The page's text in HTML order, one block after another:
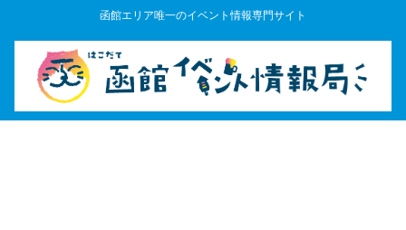
函館エリア唯一のイベント情報専門サイト